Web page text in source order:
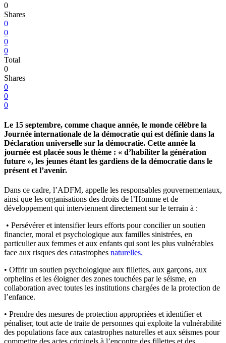
0
Shares
0
0
0
0
Total
0
Shares
0
0
0
Le 15 septembre, comme chaque année, le monde célèbre la
Journée internationale de la démocratie qui est définie dans la
Déclaration universelle sur la démocratie. Cette année la
journée est placée sous le thème : « d’habiliter la génération
future », les jeunes étant les gardiens de la démocratie dans le
présent et l’avenir.
Dans ce cadre, l’ADFM, appelle les responsables gouvernementaux,
ainsi que les organisations des droits de l’Homme et de
développement qui interviennent directement sur le terrain à :
• Persévérer et intensifier leurs efforts pour concilier un soutien
financier, moral et psychologique aux familles sinistrées, en
particulier aux femmes et aux enfants qui sont les plus vulnérables
face aux risques des catastrophes naturelles.
• Offrir un soutien psychologique aux fillettes, aux garçons, aux
orphelins et les éloigner des zones touchées par le séisme, en
collaboration avec toutes les institutions chargées de la protection de
l’enfance.
• Prendre des mesures de protection appropriées et identifier et
pénaliser, tout acte de traite de personnes qui exploite la vulnérabilité
des populations face aux catastrophes naturelles et aux séismes pour
commettre des actes criminels à l’encontre des fillettes et des